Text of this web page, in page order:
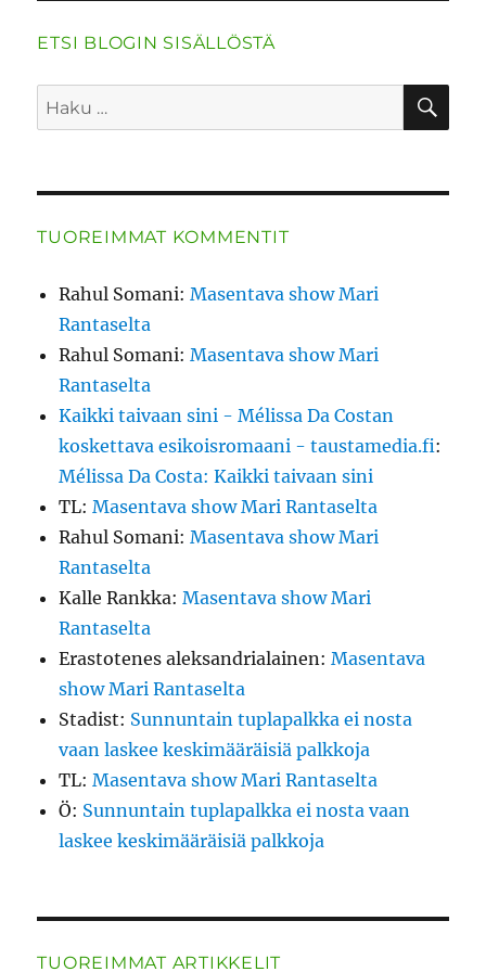
ETSI BLOGIN SISÄLLÖSTÄ
Etsi:
TUOREIMMAT KOMMENTIT
Rahul Somani:Masentava show Mari
Rantaselta
Rahul Somani:Masentava show Mari
Rantaselta
Kaikki taivaan sini - Mélissa Da Costan
koskettava esikoisromaani - taustamedia.fi:
Mélissa Da Costa: Kaikki taivaan sini
TL:Masentava show Mari Rantaselta
Rahul Somani:Masentava show Mari
Rantaselta
Kalle Rankka:Masentava show Mari
Rantaselta
Erastotenes aleksandrialainen:Masentava
show Mari Rantaselta
Stadist: Sunnuntain tuplapalkka ei nosta
vaan laskee keskimääräisiä palkkoja
TL:Masentava show Mari Rantaselta
Ö: Sunnuntain tuplapalkka ei nosta vaan
laskee keskimääräisiä palkkoja
TUOREIMMAT ARTIKKELIT